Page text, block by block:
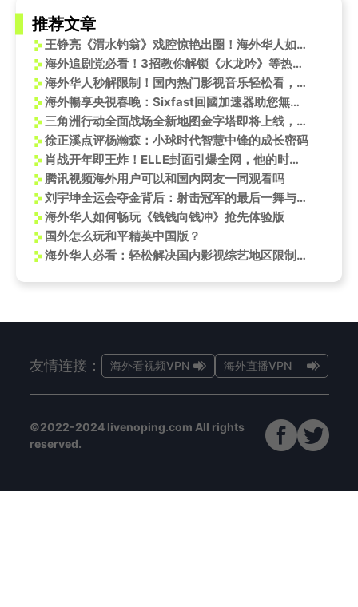
推荐文章
王铮亮《渭水钓翁》戏腔惊艳出圈！海外华人如何解锁完整版？
海外追剧党必看！3招教你解锁《水龙吟》等热播剧限制
海外华人秒解限制！国内热门影视音乐轻松看，WTT乒乓球赛直播不再卡顿
海外暢享央視春晚：Sixfast回國加速器助您無界限觀看
三角洲行动全面战场全新地图金字塔即将上线，东南亚地区玩三角洲行动游戏闪退怎么办？
徐正溪点评杨瀚森：小球时代智慧中锋的成长密码
肖战开年即王炸！ELLE封面引爆全网，他的时尚进阶之路有何秘诀？
腾讯视频海外用户可以和国内网友一同观看吗
刘宇坤全运会夺金背后：射击冠军的最后一舞与海外华人的观赛困境
海外华人如何畅玩《钱钱向钱冲》抢先体验版
国外怎么玩和平精英中国版？
海外华人必看：轻松解决国内影视综艺地区限制，告别卡顿播放难题
友情连接： 海外看视频VPN 海外直播VPN
©2022-2024 livenoping.com All rights
reserved.